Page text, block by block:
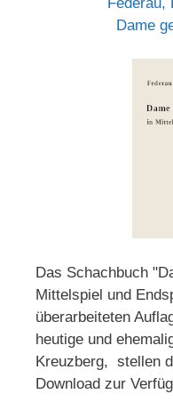
Dame
Das Schachbuch
Mittelspiel und
überarbeiteten
heutige und
Kreuzberg, stellen
Download zur